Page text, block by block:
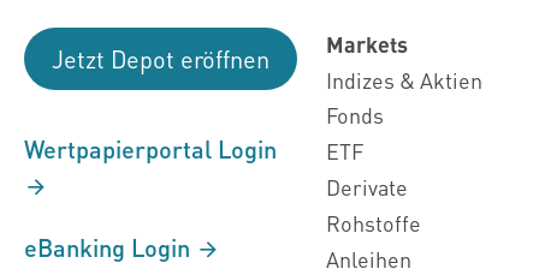
Jetzt Depot eröffnen
Wertpapierportal Login
eBanking Login
Markets
Indizes & Aktien
Fonds
ETF
Derivate
Rohstoffe
Anleihen